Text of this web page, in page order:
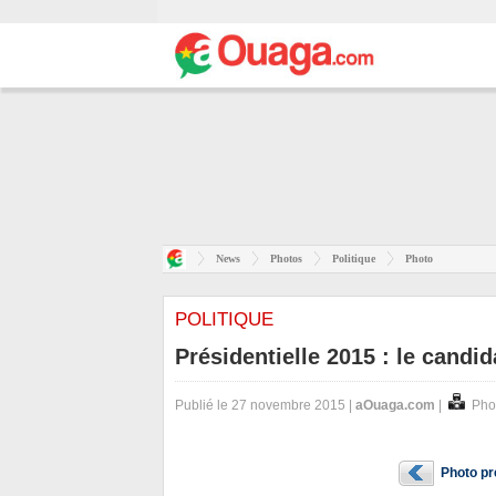
News Photos Politique Photo
POLITIQUE
Présidentielle 2015 : le
Publié le 27 novembre 2015 | aOuaga.com
Photo